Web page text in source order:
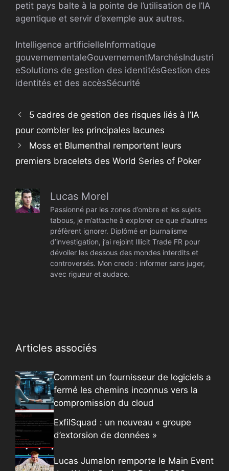
petit pays balte à la pointe de l’utilisation de l’IA
agentique et servir d’exemple aux autres.
Intelligence artificielleInformatique
gouvernementaleGouvernementMarchésIndustri
eSolutions de gestion des identitésGestion des
identités et des accèsSécurité
5 cadres de gestion des risques liés à l’IA
pour combler les principales lacunes
Moss et Blumenthal remportent leurs
premiers bracelets des World Series of Poker
Lucas Morel
Passionné par les zones d’ombre et les sujets
tabous, je m’attache à explorer ce que d’autres
préfèrent ignorer. Diplômé en journalisme
d’investigation, j’ai rejoint Illicit Trade FR pour
dévoiler les dessous des mondes interdits et
controversés. Mon credo : informer sans juger,
avec rigueur et audace.
Articles associés
Comment un fournisseur de logiciels a
fermé les chemins inconnus vers la
compromission du cloud
ExfilSquad : un nouveau « groupe
d’extorsion de données »
Lucas Jumalon remporte le Main Event